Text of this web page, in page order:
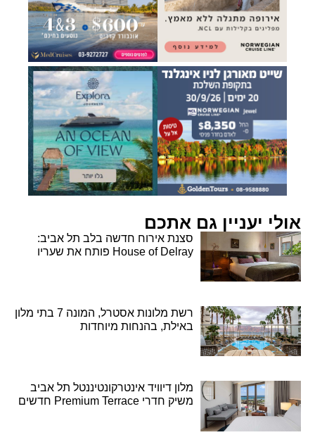
אולי יעניין גם אתכם
סצנת אירוח חדשה בלב תל אביב:
House of Delray פותח את שעריו
רשת מלונות אסטרל, המונה 7 בתי מלון
באילת, בהנחות מיוחדות
מלון דיוויד אינטרקונטיננטל תל אביב
משיק חדרי Premium Terrace חדשים